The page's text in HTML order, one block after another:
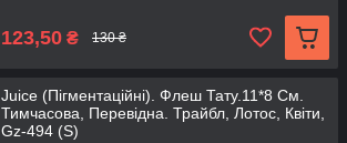
123,50 ₴ 130 ₴
Juice (Пігментаційні). Флеш Тату.11*8 См.
Тимчасова, Перевідна. Трайбл, Лотос, Квіти,
Gz-494 (S)